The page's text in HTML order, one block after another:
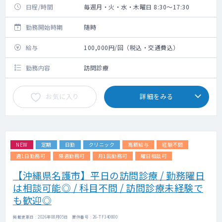
日程/時間 毎週月・火・水・木曜日 8:30～17:30
勤務開始時期 随時
給与 100,000円/回（税込・交通費込）
勤務内容 訪問診療
お気に入り 詳細をみる
NEW 定期 日勤 クリニック 高額給与
経験不問
週1日勤務可
隔週勤務可 月1回勤務可 曜日相談可
【沖縄県名護市】平日の訪問診療 / 勤務曜日
は相談可能◎ / 科目不問 / 訪問診療未経験で
も歓迎◎
掲載更新日 : 2026年08月05日 案件番号 : 26-TF340800